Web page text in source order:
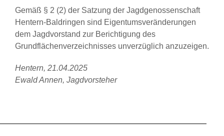
Gemäß § 2 (2) der Satzung der Jagdgenossenschaft
Hentern-Baldringen sind Eigentumsveränderungen
dem Jagdvorstand zur Berichtigung des
Grundflächenverzeichnisses unverzüglich anzuzeigen.
Hentern, 21.04.2025
Ewald Annen, Jagdvorsteher